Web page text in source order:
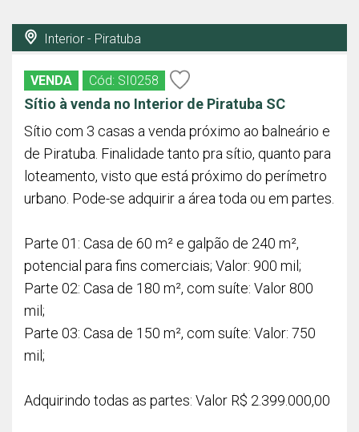
Interior - Piratuba
VENDA Cód: SI0258
Sítio à venda no Interior de Piratuba SC
Sítio com 3 casas a venda próximo ao balneário e
de Piratuba. Finalidade tanto pra sítio, quanto para
loteamento, visto que está próximo do perímetro
urbano. Pode-se adquirir a área toda ou em partes.
Parte 01: Casa de 60 m² e galpão de 240 m²,
potencial para fins comerciais; Valor: 900 mil;
Parte 02: Casa de 180 m², com suíte: Valor 800
mil;
Parte 03: Casa de 150 m², com suíte: Valor: 750
mil;
Adquirindo todas as partes: Valor R$ 2.399.000,00